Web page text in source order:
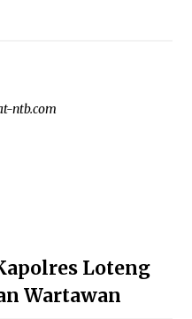
ntb.com
Loteng
Wartawan